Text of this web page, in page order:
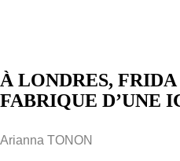
À LONDRES,
FABRIQUE D’UNE
Arianna TONON